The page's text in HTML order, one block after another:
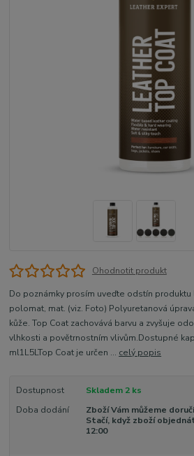
Ohodnotit produkt
Do poznámky prosím uveďte odstín
polomat, mat. (viz. Foto) Polyuretanová
kůže. Top Coat zachovává barvu a zvyšuje
vlhkosti a povětrnostním vlivům.Dostupné
ml1L5LTop Coat je určen ... celý popis
Dostupnost
Skladem 2 ks
Doba dodání
Zboží Vám můžeme
Stačí, když zboží
12:00